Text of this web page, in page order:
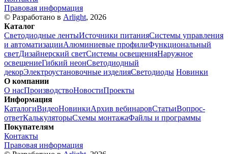
Правовая информация
© Разработано в Arlight, 2026
Каталог
Светодиодные лентыИсточники питанияСистемы управления
и автоматизацииАлюминиевые профилиФункциональный
светДизайнерский светСистемы освещенияНаружное
освещениеГибкий неонСветодиодный
декорЭлектроустановочные изделияСветодиоды Новинки
О компании
О насПроизводствоНовостиПроекты
Информация
КаталогиВидеоНовинкиАрхив вебинаровСтатьиВопрос-
ответКалькуляторыСхемы монтажаФайлы и программы
Покупателям
Контакты
Правовая информация